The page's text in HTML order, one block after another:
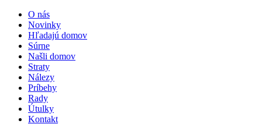
O nás
Novinky
Hľadajú domov
Súrne
Našli domov
Straty
Nálezy
Príbehy
Rady
Útulky
Kontakt